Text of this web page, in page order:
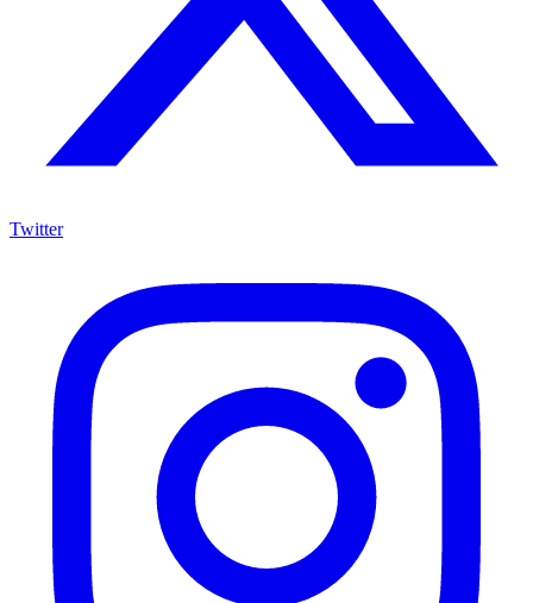
Twitter